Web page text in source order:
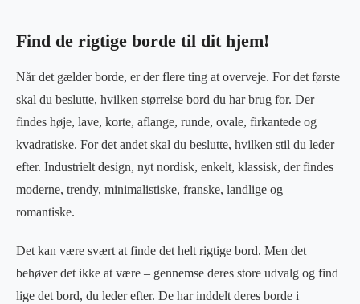
Find de rigtige borde til dit hjem!
Når det gælder borde, er der flere ting at overveje. For det første
skal du beslutte, hvilken størrelse bord du har brug for. Der
findes høje, lave, korte, aflange, runde, ovale, firkantede og
kvadratiske. For det andet skal du beslutte, hvilken stil du leder
efter. Industrielt design, nyt nordisk, enkelt, klassisk, der findes
moderne, trendy, minimalistiske, franske, landlige og
romantiske.
Det kan være svært at finde det helt rigtige bord. Men det
behøver det ikke at være – gennemse deres store udvalg og find
lige det bord, du leder efter. De har inddelt deres borde i